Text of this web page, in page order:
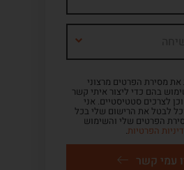
מסירת הפרטים מרצוני
בהם כדי ליצור איתי קשר
וכן לצרכים סטטיסטיים. אני
לבטל את הרישום שלי בכל
הפרטים שלי והשימוש
הפרטיות.
עמי קשר